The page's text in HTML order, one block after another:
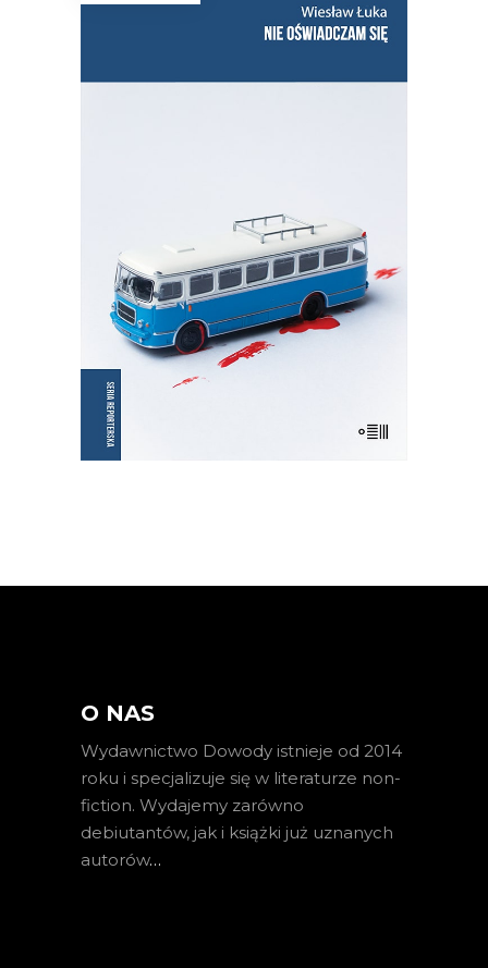
35.75zł
KSIĄŻKA DO KOSZYKA
O NAS
Wydawnictwo Dowody istnieje od 2014
roku i specjalizuje się w literaturze non-
fiction. Wydajemy zarówno
debiutantów, jak i książki już uznanych
autorów…